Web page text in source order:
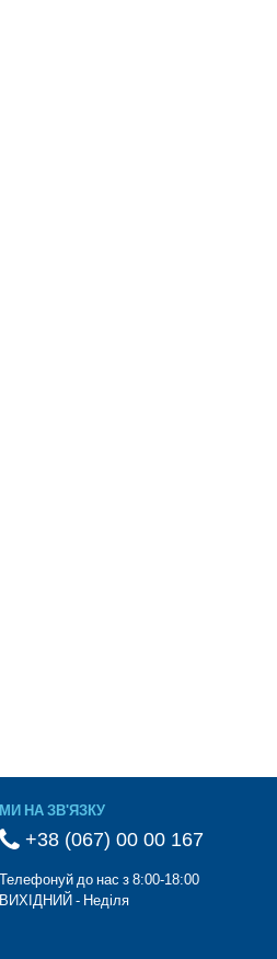
МИ НА ЗВ'ЯЗКУ
+38 (067) 00 00 167
Телефонуй до нас з 8:00-18:00
ВИХІДНИЙ - Неділя